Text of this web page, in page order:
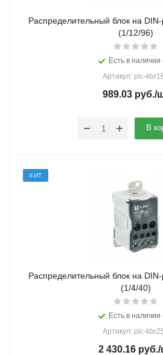
Распределительный блок на
(1/12/96)
Есть в наличии
Артикул: plc-
989.03руб./
В
ХИТ
Распределительный блок на
(1/4/40)
Есть в наличии
Артикул: plc-
2 430.16 руб./